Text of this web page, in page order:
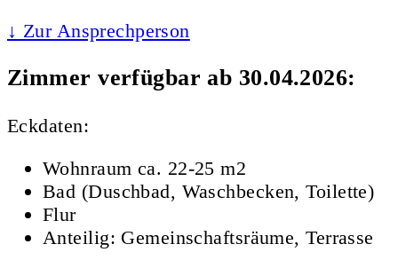
↓ Zur Ansprechperson
Zimmer verfügbar ab 30.04.2026:
Eckdaten:
Wohnraum ca. 22-25 m2
Bad (Duschbad, Waschbecken, Toilette)
Flur
Anteilig: Gemeinschaftsräume, Terrasse